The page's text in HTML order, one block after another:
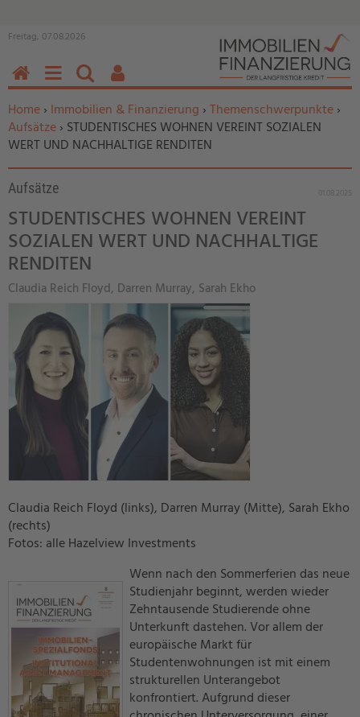
Freitag, 07.08.2026
Sie befinden sich hier:
Home› Immobilien & Finanzierung ›Themenschwerpunkte›
Aufsätze› STUDENTISCHES WOHNEN VEREINT SOZIALEN
WERT UND NACHHALTIGE RENDITEN
Aufsätze
STUDENTISCHES WOHNEN VEREINT
SOZIALEN WERT UND NACHHALTIGE
RENDITEN
Claudia Reich Floyd, Darren Murray, Sarah Ekho
Claudia Reich Floyd (links), Darren Murray (Mitte), Sarah Ekho
(rechts)
Fotos: alle Hazelview Investments
Wenn nach den Sommerferien das neue
Studienjahr beginnt, werden wieder
Zehntausende Studierende ohne
Unterkunft dastehen. Vor allem der
europäische Markt für
Studentenwohnungen ist mit einem
strukturellen Unterangebot
konfrontiert. Aufgrund dieser
HOMEMENÜSUCHEN
BENUTZERFUNKTIONEN